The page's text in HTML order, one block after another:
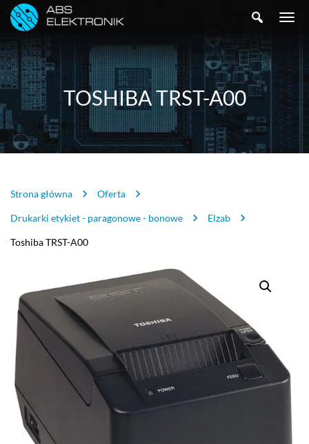
SZUKAJTOGGLE
TOSHIBA TRST-A00
Strona główna Oferta
Drukarki etykiet - paragonowe - bonowe Elzab
Toshiba TRST-A00